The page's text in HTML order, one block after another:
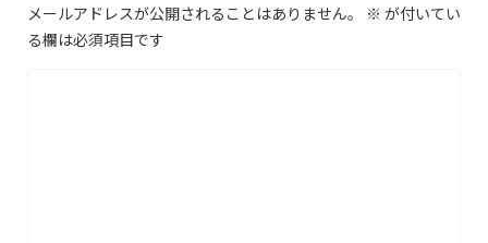
メールアドレスが公開されることはありません。 ※ が付いてい
る欄は必須項目です